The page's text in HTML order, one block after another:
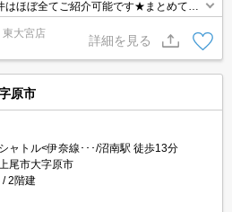
ほぼ全てご紹介可能です★まとめてご
は情報量地域No１の★タウンハウジング
東大宮店
詳細を見る
原市
ャトル<伊奈線･･･/沼南駅 徒歩13分
尾市大字原市
2階建